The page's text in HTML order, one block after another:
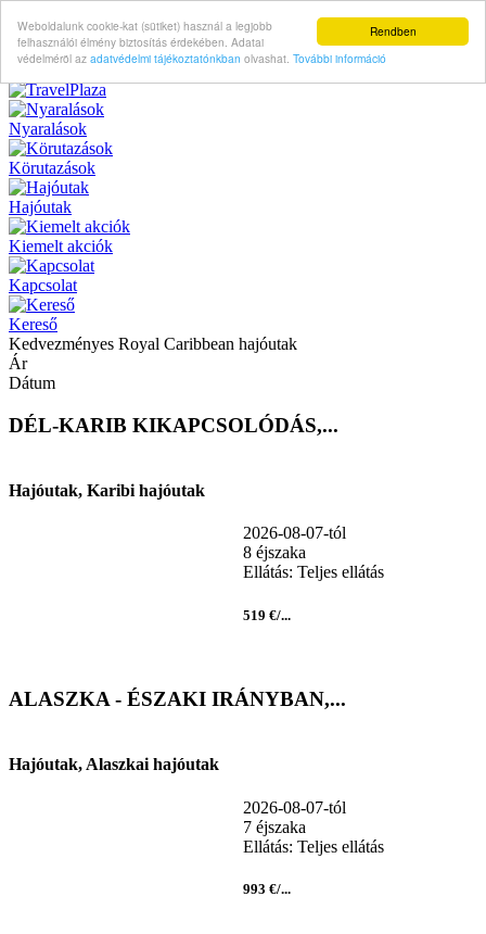
Rendben
Weboldalunk cookie-kat (sütiket) használ a legjobb
felhasználói élmény biztosítás érdekében. Adatai
védelméröl az adatvédelmi tájékoztatónkban olvashat. További információ
Nyaralások
Körutazások
Hajóutak
Kiemelt akciók
Kapcsolat
Kereső
Kedvezményes Royal Caribbean hajóutak
Ár
Dátum
DÉL-KARIB KIKAPCSOLÓDÁS,...
Hajóutak, Karibi hajóutak
2026-08-07-tól
8 éjszaka
Ellátás: Teljes ellátás
519 €/...
ALASZKA - ÉSZAKI IRÁNYBAN,...
Hajóutak, Alaszkai hajóutak
2026-08-07-tól
7 éjszaka
Ellátás: Teljes ellátás
993 €/...